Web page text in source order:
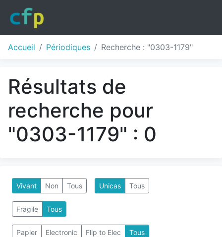
Accueil Périodiques Recherche : "0303-1179"
Résultats de
recherche pour
"0303-1179" : 0
Vivant Non Tous Unicas Tous
Fragile Tous
Papier Electronic Flip to Elec Tous